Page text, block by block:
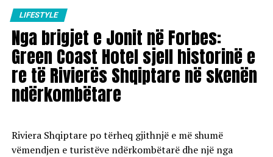
LIFESTYLE
Nga brigjet e Jonit në Forbes:
Green Coast Hotel sjell historinë e
re të Rivierës Shqiptare në skenën
ndërkombëtare
Riviera Shqiptare po tërheq gjithnjë e më shumë
vëmendjen e turistëve ndërkombëtarë dhe një nga